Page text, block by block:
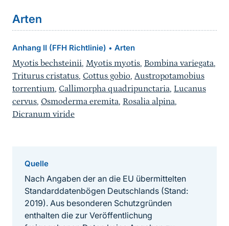
Arten
Anhang II (FFH Richtlinie) • Arten
Myotis bechsteinii, Myotis myotis, Bombina variegata,
Triturus cristatus, Cottus gobio, Austropotamobius
torrentium, Callimorpha quadripunctaria, Lucanus
cervus, Osmoderma eremita, Rosalia alpina,
Dicranum viride
Quelle
Nach Angaben der an die EU übermittelten
Standarddatenbögen Deutschlands (Stand:
2019). Aus besonderen Schutzgründen
enthalten die zur Veröffentlichung